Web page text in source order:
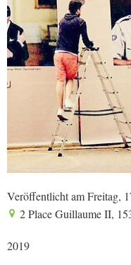
Veröffentlicht am Freitag,
2 Place Guillaume II,
2019